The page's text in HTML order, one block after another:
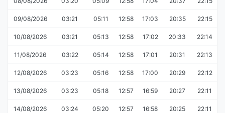
09/08/2026 03:21 05:11 12:58 17:03 20:35 22:15
10/08/2026 03:21 05:13 12:58 17:02 20:33 22:14
11/08/2026 03:22 05:14 12:58 17:01 20:31 22:13
12/08/2026 03:23 05:16 12:58 17:00 20:29 22:12
13/08/2026 03:23 05:18 12:57 16:59 20:27 22:11
14/08/2026 03:24 05:20 12:57 16:58 20:25 22:11